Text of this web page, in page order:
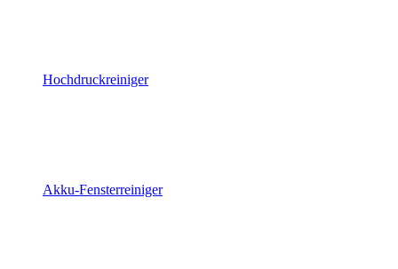
Hochdruckreiniger
Akku-Fensterreiniger